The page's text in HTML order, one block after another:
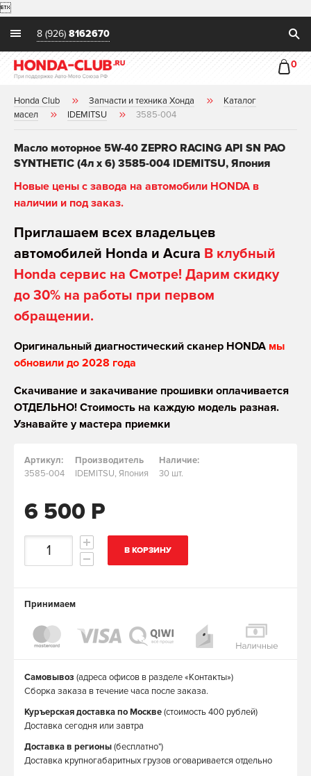

8 (926) 8162670
0
Honda Club Запчасти и техника Хонда
Каталог
масел
IDEMITSU 3585-004
Масло моторное 5W-40 ZEPRO RACING API SN PAO
SYNTHETIC (4л х 6) 3585-004 IDEMITSU, Япония
Новые цены с завода на автомобили HONDA в
наличии и под заказ.
Приглашаем всех владельцев
автомобилей Honda и Acura В клубный
Honda сервис на Смотре! Дарим скидку
до 30% на работы при первом
обращении.
Оригинальный диагностический сканер HONDA мы
обновили до 2028 года
Скачивание и закачивание прошивки оплачивается
ОТДЕЛЬНО! Стоимость на каждую модель разная.
Узнавайте у мастера приемки
Артикул:
3585-004
Производитель
IDEMITSU, Япония
Наличие:
30 шт.
6 500 Р
В КОРЗИНУ
Принимаем
Самовывоз (адреса офисов в разделе «Контакты»)
Сборка заказа в течение часа после заказа.
Куръерская доставка по Москве(стоимость 400 рублей)
Доставка сегодня или завтра
Доставка в регионы(бесплатно*)
Доставка крупногабаритных грузов оговаривается отдельно